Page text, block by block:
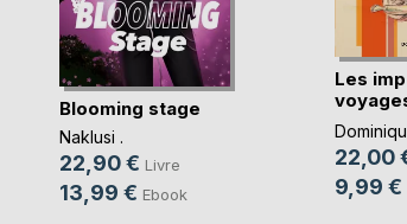
Blooming stage
Naklusi .
22,90 € Livre
13,99 € Ebook
Les
22,00
9,99 €